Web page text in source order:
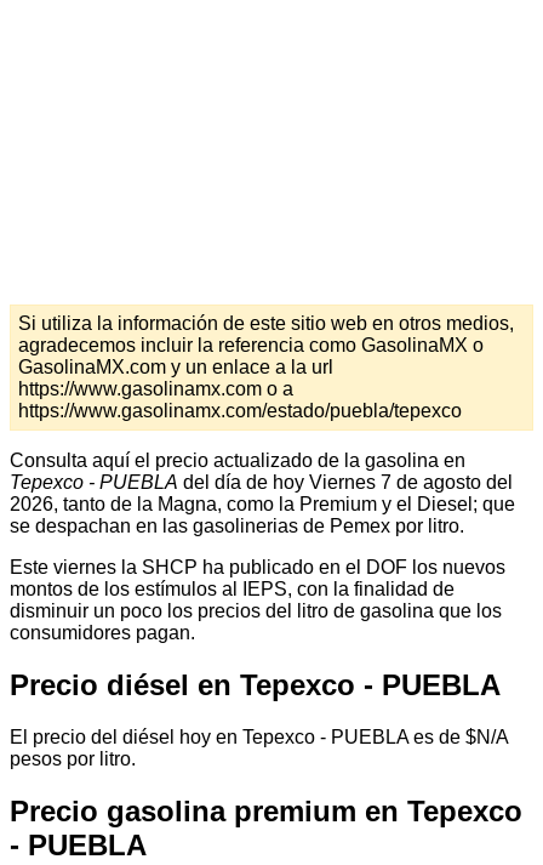
Si utiliza la información de este sitio web en otros medios,
agradecemos incluir la referencia como GasolinaMX o
GasolinaMX.com y un enlace a la url
https://www.gasolinamx.com o a
https://www.gasolinamx.com/estado/puebla/tepexco
Consulta aquí el precio actualizado de la gasolina en
Tepexco - PUEBLA del día de hoy Viernes 7 de agosto del
2026, tanto de la Magna, como la Premium y el Diesel; que
se despachan en las gasolinerias de Pemex por litro.
Este viernes la SHCP ha publicado en el DOF los nuevos
montos de los estímulos al IEPS, con la finalidad de
disminuir un poco los precios del litro de gasolina que los
consumidores pagan.
Precio diésel en Tepexco - PUEBLA
El precio del diésel hoy en Tepexco - PUEBLA es de $N/A
pesos por litro.
Precio gasolina premium en Tepexco
- PUEBLA